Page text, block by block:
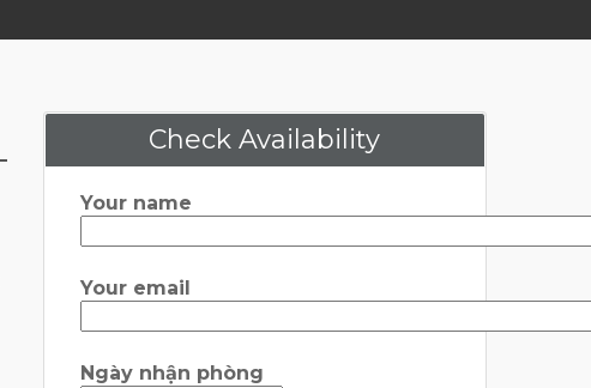
Check Availability
Your name
Your email
Ngày nhận phòng